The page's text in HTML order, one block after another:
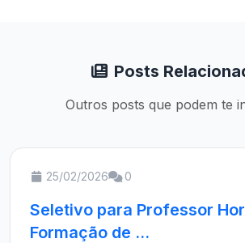
Posts
Outros posts que podem te
25/02/2026 0
Seletivo para Professor
Formação de ...